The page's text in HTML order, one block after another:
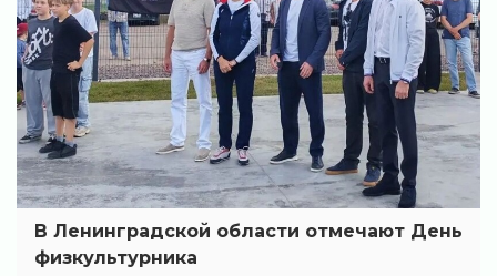
В Ленинградской области отмечают День
физкультурника